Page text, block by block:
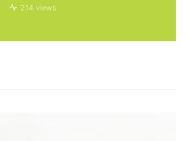
214 views